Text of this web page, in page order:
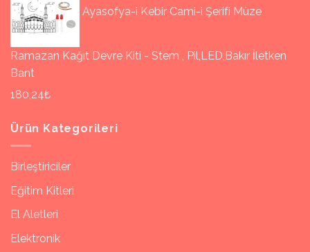
Ayasofya-i Kebir Cami-i Şerifi Müze
Ramazan Kağıt Devre Kiti - Stem , Pil,LED,Bakır İletken
Bant
180,24₺
Ürün Kategorileri
Birleştiriciler
Eğitim Kitleri
El Aletleri
Elektronik